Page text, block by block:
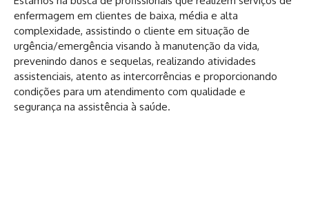
enfermagem em clientes de baixa, média e alta
complexidade, assistindo o cliente em situação de
urgência/emergência visando à manutenção da vida,
prevenindo danos e sequelas, realizando atividades
assistenciais, atento as intercorrências e proporcionando
condições para um atendimento com qualidade e
segurança na assistência à saúde.